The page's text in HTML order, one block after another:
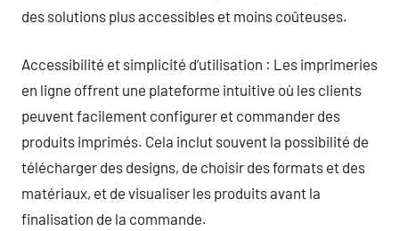
des solutions plus accessibles et moins coûteuses.
Accessibilité et simplicité d’utilisation : Les imprimeries
en ligne offrent une plateforme intuitive où les clients
peuvent facilement configurer et commander des
produits imprimés. Cela inclut souvent la possibilité de
télécharger des designs, de choisir des formats et des
matériaux, et de visualiser les produits avant la
finalisation de la commande.